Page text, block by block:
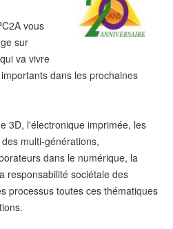
vous
sur
va vivre
dans les prochaines
3D, l'électronique imprimée, les
multi-générations,
dans le numérique, la
responsabilité sociétale des
processus toutes ces thématiques